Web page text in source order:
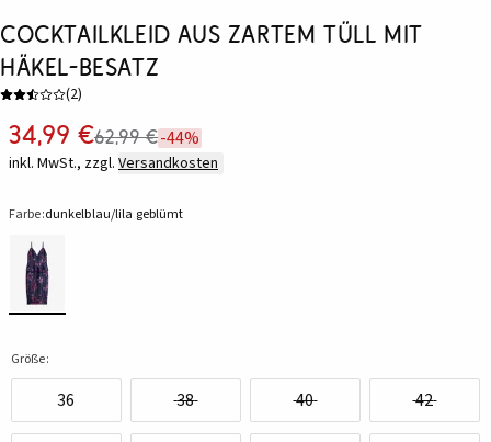
Cocktailkleid aus zartem Tüll mit
Häkel-Besatz
(2)
34,99 €62,99 €-44%
inkl. MwSt., zzgl. Versandkosten
Farbe:dunkelblau/lila geblümt
Größe:
36 38 40 42